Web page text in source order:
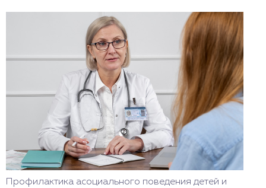
Профилактика асоциального поведения детей и